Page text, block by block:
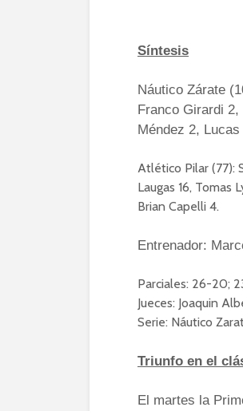
Síntesis
Náutico Zárate
Franco Girardi
Méndez 2,
Atlético Pilar (77):
Laugas 16, Tomas
Brian Capelli 4.
Entrenador:
Parciales: 26-20;
Jueces: Joaquin
Serie: Náutico
Triunfo en el
El martes la